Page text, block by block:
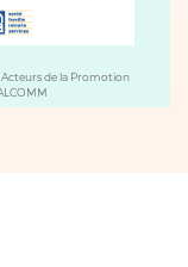
Acteurs de la Promotion